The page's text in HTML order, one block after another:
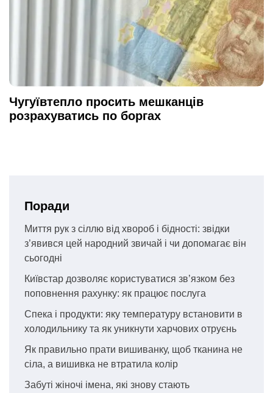
Чугуївтепло просить мешканців
розрахуватись по боргах
Поради
Миття рук з сіллю від хвороб і бідності: звідки
з’явився цей народний звичай і чи допомагає він
сьогодні
Київстар дозволяє користуватися зв’язком без
поповнення рахунку: як працює послуга
Спека і продукти: яку температуру встановити в
холодильнику та як уникнути харчових отруєнь
Як правильно прати вишиванку, щоб тканина не
сіла, а вишивка не втратила колір
Забуті жіночі імена, які знову стають